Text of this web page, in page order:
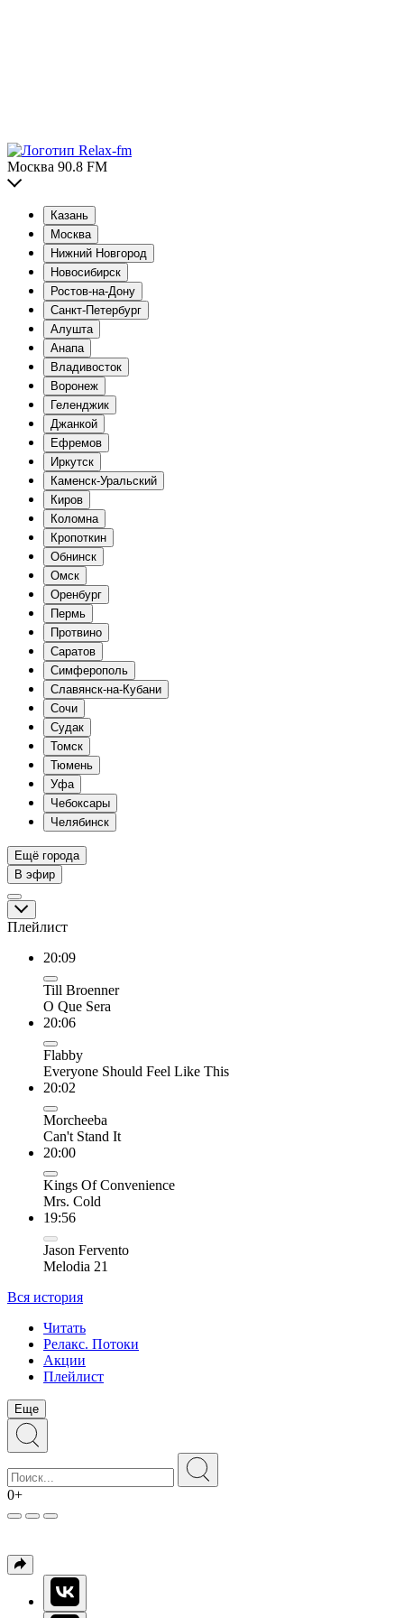
Москва 90.8 FM
Казань
Москва
Нижний Новгород
Новосибирск
Ростов-на-Дону
Санкт-Петербург
Алушта
Анапа
Владивосток
Воронеж
Геленджик
Джанкой
Ефремов
Иркутск
Каменск-Уральский
Киров
Коломна
Кропоткин
Обнинск
Омск
Оренбург
Пермь
Протвино
Саратов
Симферополь
Славянск-на-Кубани
Сочи
Судак
Томск
Тюмень
Уфа
Чебоксары
Челябинск
Ещё города
В эфир
Плейлист
20:09
Till Broenner
O Que Sera
20:06
Flabby
Everyone Should Feel Like This
20:02
Morcheeba
Can't Stand It
20:00
Kings Of Convenience
Mrs. Cold
19:56
Jason Fervento
Melodia 21
Вся история
Читать
Релакс. Потоки
Акции
Плейлист
Еще
0+